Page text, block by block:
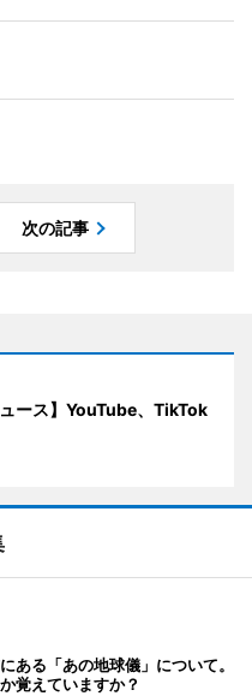
次の記事
ュース】YouTube、TikTok
ある「あの地球儀」について。
覚えていますか？